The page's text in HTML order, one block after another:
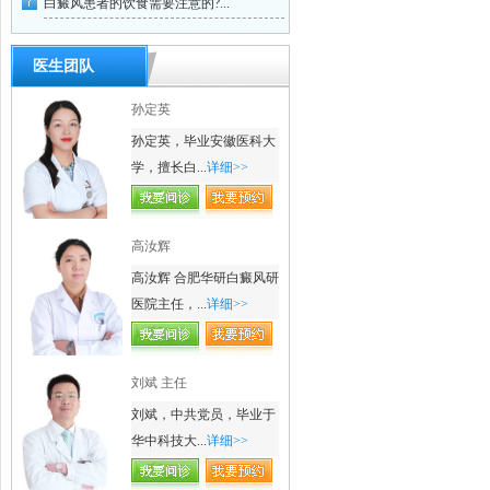
白癜风患者的饮食需要注意的?...
医生团队
孙定英
孙定英，毕业安徽医科大
学，擅长白...详细>>
高汝辉
高汝辉 合肥华研白癜风研
医院主任，...详细>>
刘斌 主任
刘斌，中共党员，毕业于
华中科技大...详细>>